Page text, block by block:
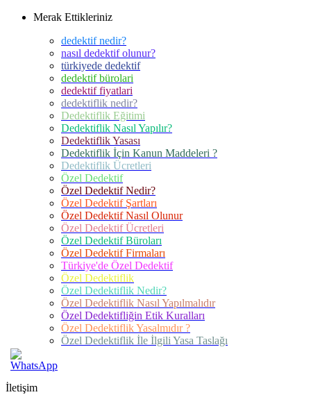
Merak Ettikleriniz
dedektif nedir?
nasıl dedektif olunur?
türkiyede dedektif
dedektif bürolari
dedektif fiyatlari
dedektiflik nedir?
Dedektiflik Eğitimi
Dedektiflik Nasıl Yapılır?
Dedektiflik Yasası
Dedektiflik İçin Kanun Maddeleri ?
Dedektiflik Ücretleri
Özel Dedektif
Özel Dedektif Nedir?
Özel Dedektif Şartları
Özel Dedektif Nasıl Olunur
Özel Dedektif Ücretleri
Özel Dedektif Büroları
Özel Dedektif Firmaları
Türkiye'de Özel Dedektif
Özel Dedektiflik
Özel Dedektiflik Nedir?
Özel Dedektiflik Nasıl Yapılmalıdır
Özel Dedektifliğin Etik Kuralları
Özel Dedektiflik Yasalmıdır ?
Özel Dedektiflik İle İlgili Yasa Taslağı
İletişim